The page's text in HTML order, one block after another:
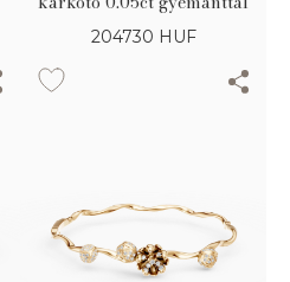
204730 HUF